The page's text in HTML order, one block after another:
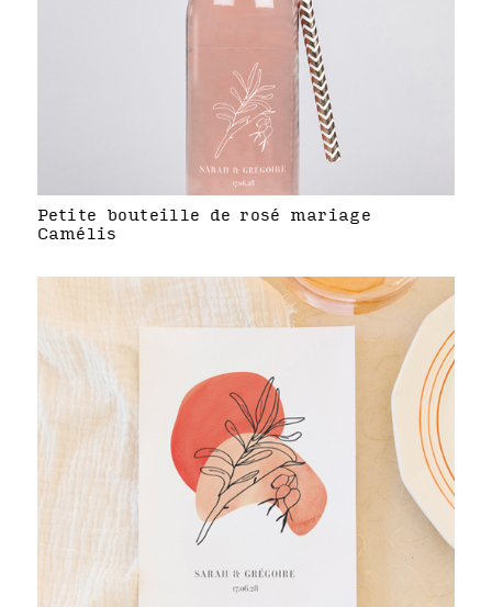
Petite bouteille de rosé mariage
Camélis